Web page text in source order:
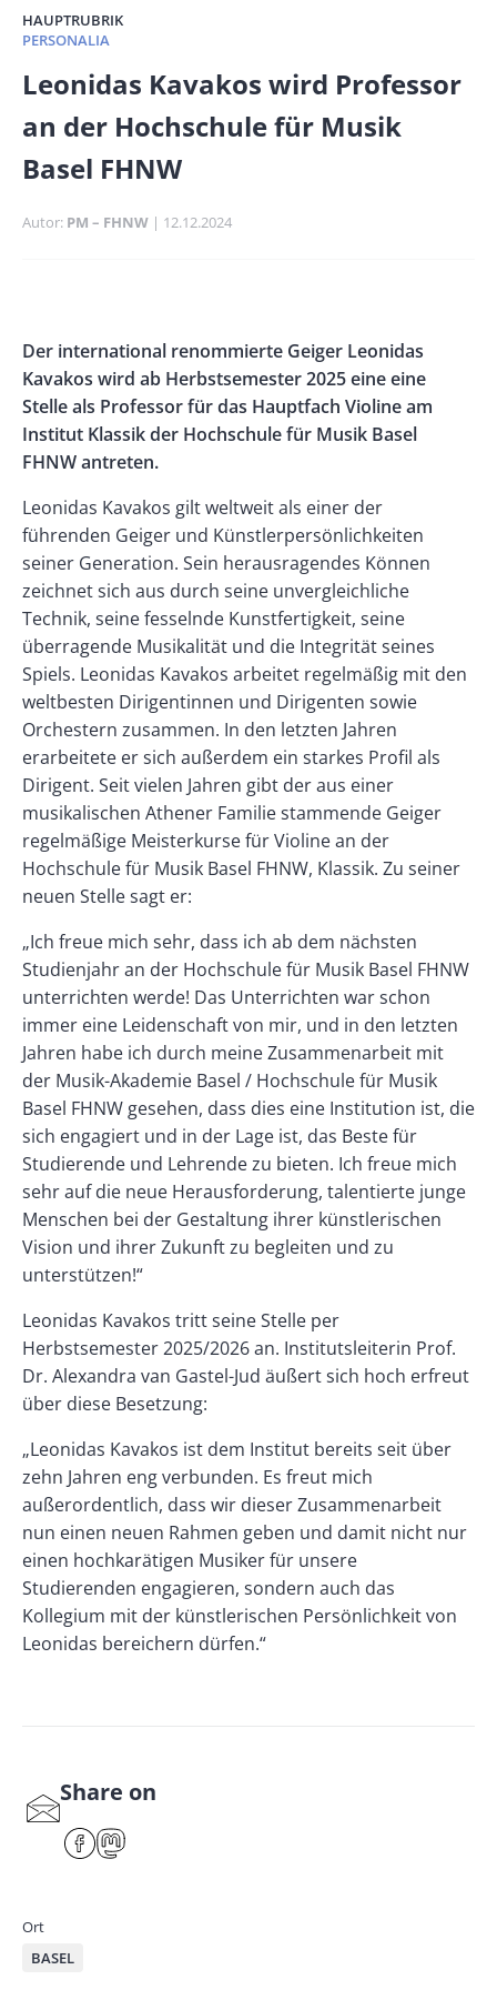
HAUPTRUBRIK
PERSONALIA
Banner
Size
Leonidas Kavakos wird Professor
an der Hochschule für Musik
Basel FHNW
Autor PM – FHNW Publikationsdatum
12.12.2024
Left
Rectangle
Right
Body
Der international renommierte Geiger Leonidas
Kavakos wird ab Herbstsemester 2025 eine eine
Stelle als Professor für das Hauptfach Violine am
Institut Klassik der Hochschule für Musik Basel
FHNW antreten.
Leonidas Kavakos gilt weltweit als einer der
führenden Geiger und Künstlerpersönlichkeiten
seiner Generation. Sein herausragendes Können
zeichnet sich aus durch seine unvergleichliche
Technik, seine fesselnde Kunstfertigkeit, seine
überragende Musikalität und die Integrität seines
Spiels. Leonidas Kavakos arbeitet regelmäßig mit den
weltbesten Dirigentinnen und Dirigenten sowie
Orchestern zusammen. In den letzten Jahren
erarbeitete er sich außerdem ein starkes Profil als
Dirigent. Seit vielen Jahren gibt der aus einer
musikalischen Athener Familie stammende Geiger
regelmäßige Meisterkurse für Violine an der
Hochschule für Musik Basel FHNW, Klassik. Zu seiner
neuen Stelle sagt er:
„Ich freue mich sehr, dass ich ab dem nächsten
Studienjahr an der Hochschule für Musik Basel FHNW
unterrichten werde! Das Unterrichten war schon
immer eine Leidenschaft von mir, und in den letzten
Jahren habe ich durch meine Zusammenarbeit mit
der Musik-Akademie Basel / Hochschule für Musik
Basel FHNW gesehen, dass dies eine Institution ist, die
sich engagiert und in der Lage ist, das Beste für
Studierende und Lehrende zu bieten. Ich freue mich
sehr auf die neue Herausforderung, talentierte junge
Menschen bei der Gestaltung ihrer künstlerischen
Vision und ihrer Zukunft zu begleiten und zu
unterstützen!“
Leonidas Kavakos tritt seine Stelle per
Herbstsemester 2025/2026 an. Institutsleiterin Prof.
Dr. Alexandra van Gastel-Jud äußert sich hoch erfreut
über diese Besetzung:
„Leonidas Kavakos ist dem Institut bereits seit über
zehn Jahren eng verbunden. Es freut mich
außerordentlich, dass wir dieser Zusammenarbeit
nun einen neuen Rahmen geben und damit nicht nur
einen hochkarätigen Musiker für unsere
Studierenden engagieren, sondern auch das
Kollegium mit der künstlerischen Persönlichkeit von
Leonidas bereichern dürfen.“
S
Share on
F
Ort
BASEL